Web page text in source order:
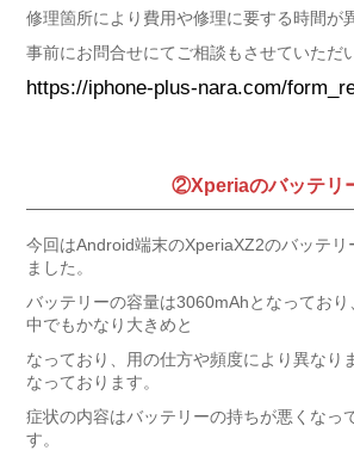
修理箇所により費用や修理に要する時間が
事前にお問合せにてご相談もさせていただ
https://iphone-plus-nara.com/
②Xperiaのバッテリ
今回はAndroid端末のXperiaXZ2のバッテリ
ました。
バッテリーの容量は3060mAhとなってお
中でもかなり大きめと
なっており、用の仕方や頻度により異なり
なっております。
症状の内容はバッテリーの持ちが悪くなっ
す。